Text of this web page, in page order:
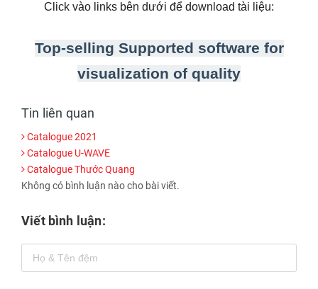
Click vào links bên dưới để download tài liệu:
Top-selling Supported software for
visualization of quality
Tin liên quan
Catalogue 2021
Catalogue U-WAVE
Catalogue Thước Quang
Không có bình luận nào cho bài viết.
Viết bình luận: